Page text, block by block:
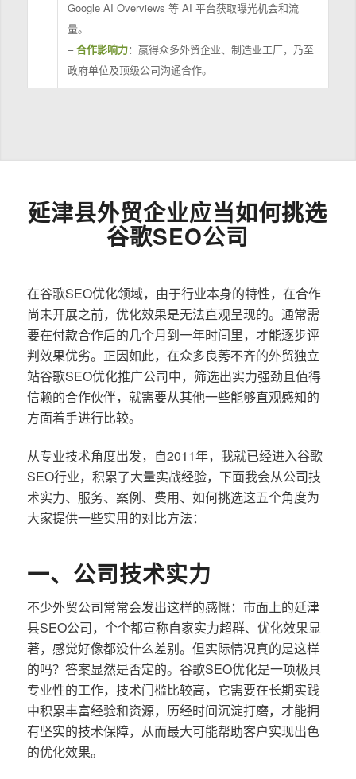
Google AI Overviews 等 AI 平台获取曝光机会和流
量。
–合作影响力：赢得众多外贸企业、制造业工厂，乃至
政府单位及顶级公司沟通合作。
延津县外贸企业应当如何挑选
谷歌SEO公司
在谷歌SEO优化领域，由于行业本身的特性，在合作
尚未开展之前，优化效果是无法直观呈现的。通常需
要在付款合作后的几个月到一年时间里，才能逐步评
判效果优劣。正因如此，在众多良莠不齐的外贸独立
站谷歌SEO优化推广公司中，筛选出实力强劲且值得
信赖的合作伙伴，就需要从其他一些能够直观感知的
方面着手进行比较。
从专业技术角度出发，自2011年，我就已经进入谷歌
SEO行业，积累了大量实战经验，下面我会从公司技
术实力、服务、案例、费用、如何挑选这五个角度为
大家提供一些实用的对比方法：
一、公司技术实力
不少外贸公司常常会发出这样的感慨：市面上的延津
县SEO公司，个个都宣称自家实力超群、优化效果显
著，感觉好像都没什么差别。但实际情况真的是这样
的吗？答案显然是否定的。谷歌SEO优化是一项极具
专业性的工作，技术门槛比较高，它需要在长期实践
中积累丰富经验和资源，历经时间沉淀打磨，才能拥
有坚实的技术保障，从而最大可能帮助客户实现出色
的优化效果。